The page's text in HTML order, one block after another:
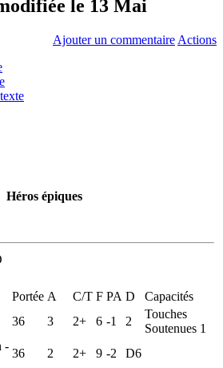
le 13 Mai
Ajouter un commentaire Actions
Héros épiques
Portée A C/T F PA D
Capacités
36 3 2+ 6 -1 2
Touches
Soutenues 1
-
36 2 2+ 9 -2
D6